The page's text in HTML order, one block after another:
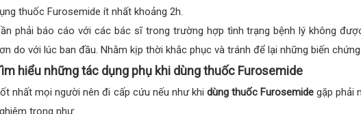
thuốc Furosemide ít nhất khoảng 2h.
phải báo cáo với các bác sĩ trong trường hợp tình trạng bệnh lý không
do với lúc ban đầu. Nhằm kịp thời khắc phục và tránh để lại những biến
hiểu những tác dụng phụ khi dùng thuốc Furosemide
nhất mọi người nên đi cấp cứu nếu như khi dùng thuốc Furosemide gặp phải
trọng như: